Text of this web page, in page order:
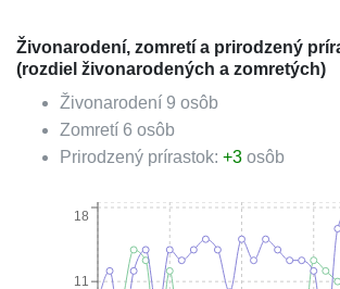
Živonarodení, zomretí a prirodzený
(rozdiel živonarodených a zomretých)
Živonarodení 9 osôb
Zomretí 6 osôb
Prirodzený prírastok: +3 osôb
11
18